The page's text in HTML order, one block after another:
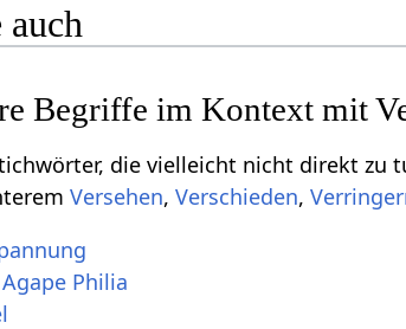
auch
die vielleicht nicht direkt zu tun haben mit Versehentlich‏‎,
, ,
Philia